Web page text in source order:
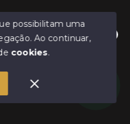
para te ajudar.
Brasil Ltda - Todos
possibilitam uma
Ao continuar,
cookies.